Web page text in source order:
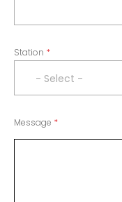
Station
- Select -
Message